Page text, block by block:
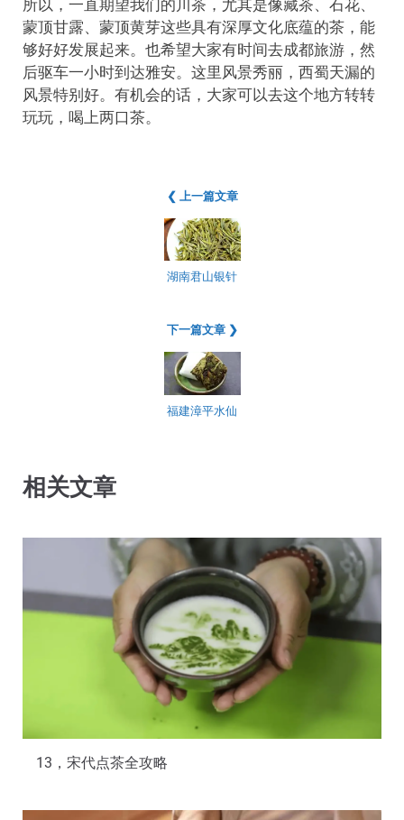
所以，一直期望我们的川茶，尤其是像藏茶、石花、
蒙顶甘露、蒙顶黄芽这些具有深厚文化底蕴的茶，能
够好好发展起来。也希望大家有时间去成都旅游，然
后驱车一小时到达雅安。这里风景秀丽，西蜀天漏的
风景特别好。有机会的话，大家可以去这个地方转转
玩玩，喝上两口茶。
❮ 上一篇文章
湖南君山银针
下一篇文章 ❯
福建漳平水仙
相关文章
13，宋代点茶全攻略